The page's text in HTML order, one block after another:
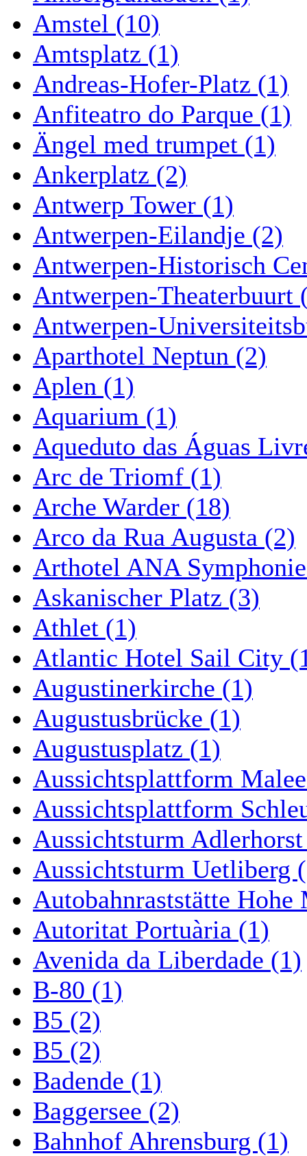
Amstel (10)
Amtsplatz (1)
Andreas-Hofer-Platz (1)
Anfiteatro do Parque (1)
Ängel med trumpet (1)
Ankerplatz (2)
Antwerp Tower (1)
Antwerpen-Eilandje (2)
Antwerpen-Historisch
Antwerpen-Theaterbuurt
Antwerpen-
Aparthotel Neptun (2)
Aplen (1)
Aquarium (1)
Aqueduto das Águas
Arc de Triomf (1)
Arche Warder (18)
Arco da Rua Augusta (2)
Arthotel ANA
Askanischer Platz (3)
Athlet (1)
Atlantic Hotel Sail City
Augustinerkirche (1)
Augustusbrücke (1)
Augustusplatz (1)
Aussichtsplattform
Aussichtsplattform
Aussichtsturm
Aussichtsturm Uetliberg
Autobahnraststätte Hohe
Autoritat Portuària (1)
Avenida da Liberdade (1)
B-80 (1)
B5 (2)
B5 (2)
Badende (1)
Baggersee (2)
Bahnhof Ahrensburg (1)